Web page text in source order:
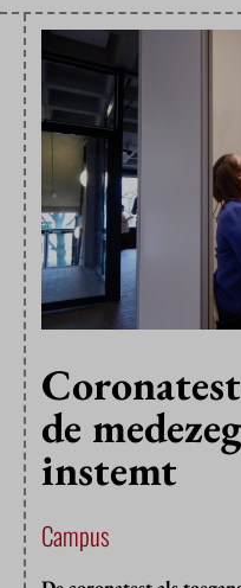
de
instemt
Campus